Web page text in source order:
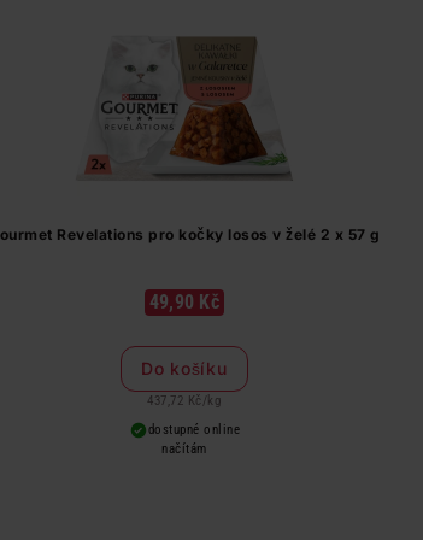
Revelations pro kočky losos v želé 2 x 57 g
49,90 Kč
Do košíku
437,72 Kč / kg
dostupné online
načítám